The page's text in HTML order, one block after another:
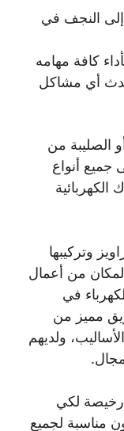
إلى النجف في
كافة مهامه
أي مشاكل
الصليبة من
جميع أنواع
وتركيبها
من أعمال
في
مميز من
ولديهم
رخيصة لكي
مناسبة لجميع